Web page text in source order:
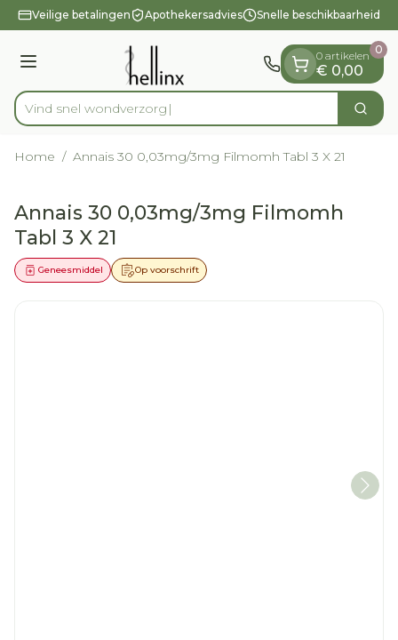
Ga naar de inhoud
1 van 1
Veilige betalingen Apothekersadvies Snelle beschikbaarheid
Menu
Product, merk, categorie...
Vind snel w Zoek
0 artikelen
€ 0,00
0
Home / Annais 30 0,03mg/3mg Filmomh Tabl 3 X 21
Annais 30 0,03mg/3mg Filmomh
Tabl 3 X 21
Op voorschrift
Geneesmiddel